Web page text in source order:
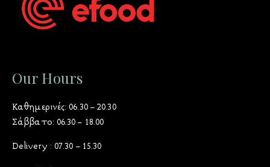
Our Hours
Καθημερινές: 06.30 – 20.30
Σάββατο: 06.30 – 18.00
Delivery : 07.30 – 15.30